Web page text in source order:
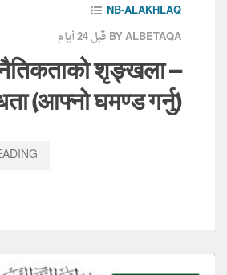
NB-ALAKHLAQ
قبل 24 أيام BY ALBETAQA
शृङ्खला –
(आफ्नो घमण्ड गर्नु)